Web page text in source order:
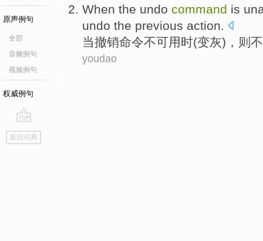
原声例句
全部
音频例句
视频例句
权威例句
go
top
返回词典
When the undo command is
undo the previous action.
当撤销命令不可用时(变灰)， 则
youdao